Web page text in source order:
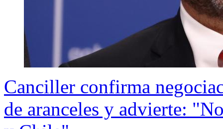
Canciller confirma
de aranceles y advierte: